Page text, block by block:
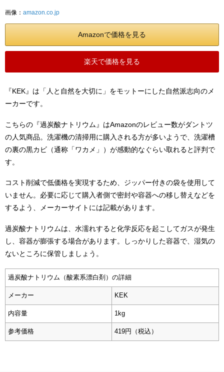
画像： amazon.co.jp
Amazonで価格を見る
楽天で価格を見る
『KEK』は「人と自然を大切に」をモットーにした自然派志向のメ
ーカーです。
こちらの『過炭酸ナトリウム』はAmazonのレビュー数がダントツ
の人気商品。洗濯機の清掃用に購入される方が多いようで、洗濯槽
の裏の黒カビ（通称「ワカメ」）が感動的なぐらい取れると評判で
す。
コスト削減で低価格を実現するため、ジッパー付きの袋を使用して
いません。必要に応じて購入者側で密封や容器への移し替えなどを
するよう、メーカーサイトには記載があります。
過炭酸ナトリウムは、水濡れすると化学反応を起こしてガスが発生
し、容器が膨張する場合があります。しっかりした容器で、湿気の
ないところに保管しましょう。
過炭酸ナトリウム（酸素系漂白剤）の詳細
メーカー KEK
内容量 1kg
参考価格 419円（税込）